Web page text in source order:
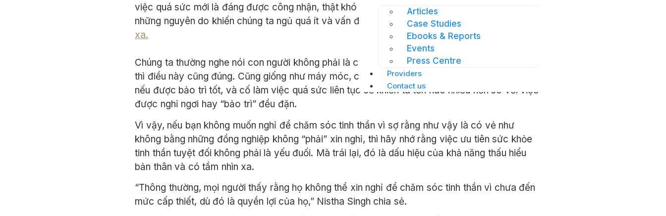
Articles
Case Studies
Ebooks & Reports
Events
Press Centre
Providers
Contact us
việc quá sức mới là đáng được công nhận, thật khó mà chống lại điều đó. Đây là một trong
những nguyên do khiến chúng ta ngủ quá ít và vấn đề trở nên
nghiêm trọng hơn khi làm việc từ
xa.
Chúng ta thường nghe nói con người không phải là cỗ máy, nhưng ở một vài khía cạnh nào đó
thì điều này cũng đúng. Cũng giống như máy móc, chúng ta sẽ hoạt động tốt hơn và bền hơn
nếu được bảo trì tốt, và cố làm việc quá sức liên tục sẽ khiến ta tổn hao nhiều hơn so với việc
được nghỉ ngơi hay “bảo trì” đều đặn.
Vì vậy, nếu bạn không muốn nghỉ để chăm sóc tinh thần vì sợ rằng như vậy là có vẻ như
không bằng những đồng nghiệp không “phải” xin nghỉ, thì hãy nhớ rằng việc ưu tiên sức khỏe
tinh thần tuyệt đối không phải là yếu đuối. Mà trái lại, đó là dấu hiệu của khả năng thấu hiểu
bản thân và có tầm nhìn xa.
“Thông thường, mọi người thấy rằng họ không thể xin nghỉ để chăm sóc tinh thần vì chưa đến
mức cấp thiết, dù đó là quyền lợi của họ,” Nistha Singh chia sẻ.